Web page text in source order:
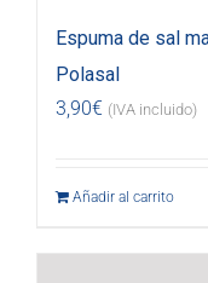
Espuma de sal
Polasal
3,90€ (IVA incluido)
Añadir al carrito